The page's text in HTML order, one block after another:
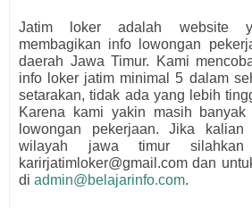
Jatim loker adalah website
membagikan info lowongan
daerah Jawa Timur. Kami
info loker jatim minimal 5 dalam
setarakan, tidak ada yang lebih
Karena kami yakin masih
lowongan pekerjaan. Jika
wilayah jawa timur
karirjatimloker@gmail.com dan
di admin@belajarinfo.com.